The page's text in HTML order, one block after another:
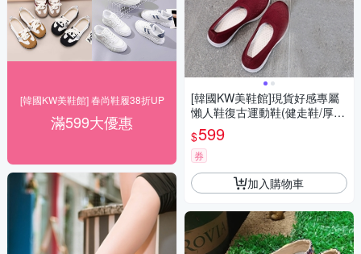
[韓國KW美鞋館] 春尚鞋履38折UP
滿599大優惠
[韓國KW美鞋館]現貨好感專屬
懶人鞋復古運動鞋(健走鞋/厚底
鞋/慢跑鞋/休閒鞋)
$599
券
加入購物車